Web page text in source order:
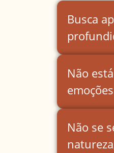
Busca
Não
emoções
Não se